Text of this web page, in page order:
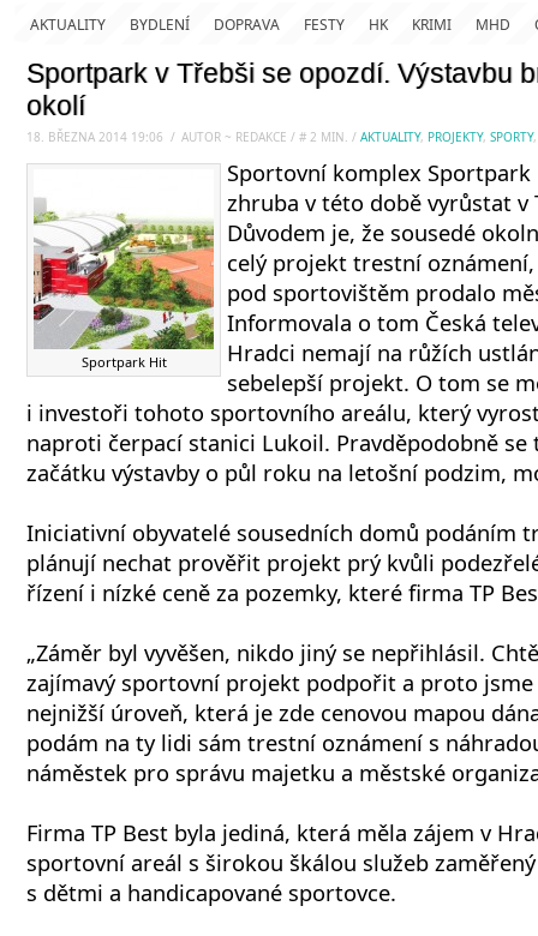
AKTUALITY BYDLENÍ DOPRAVA FESTY HK KRIMI MHD
Sportpark v Třebši se opozdí. Výstavbu
okolí
18. BŘEZNA 2014 19:06 / AUTOR ~ REDAKCE / # 2 MIN. / AKTUALITY, PROJEKTY, SPORTY
Sportpark Hit
Sportovní komplex
zhruba v této době vyrůstat v
Důvodem je, že sousedé
celý projekt trestní
pod sportovištěm prodalo
Informovala o tom Česká
Hradci nemají na růžích
sebelepší projekt. O tom se
i investoři tohoto sportovního areálu, který
naproti čerpací stanici Lukoil. Pravděpodobně
začátku výstavby o půl roku na letošní podzim,
Iniciativní obyvatelé sousedních domů podáním
plánují nechat prověřit projekt prý kvůli
řízení i nízké ceně za pozemky, které firma TP
„Záměr byl vyvěšen, nikdo jiný se nepřihlásil.
zajímavý sportovní projekt podpořit a proto
nejnižší úroveň, která je zde cenovou mapou
podám na ty lidi sám trestní oznámení s
náměstek pro správu majetku a městské
Firma TP Best byla jediná, která měla zájem v
sportovní areál s širokou škálou služeb
s dětmi a handicapované sportovce.